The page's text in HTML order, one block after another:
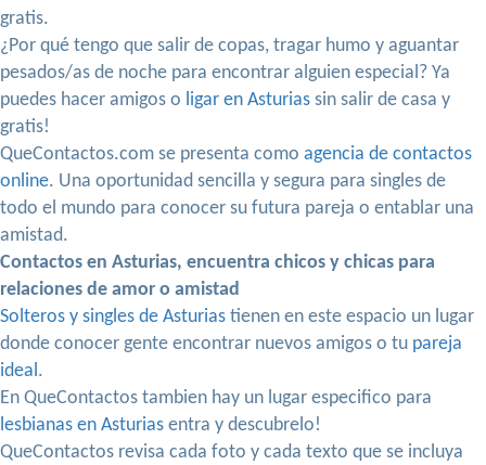
gratis.
¿Por qué tengo que salir de copas, tragar humo y aguantar
pesados/as de noche para encontrar alguien especial? Ya
puedes hacer amigos o ligar en Asturias sin salir de casa y
gratis!
QueContactos.com se presenta como agencia de contactos
online. Una oportunidad sencilla y segura para singles de
todo el mundo para conocer su futura pareja o entablar una
amistad.
Contactos en Asturias, encuentra chicos y chicas para
relaciones de amor o amistad
Solteros y singles de Asturias tienen en este espacio un lugar
donde conocer gente encontrar nuevos amigos o tu pareja
ideal.
En QueContactos tambien hay un lugar especifico para
lesbianas en Asturias entra y descubrelo!
QueContactos revisa cada foto y cada texto que se incluya